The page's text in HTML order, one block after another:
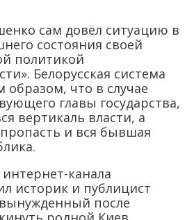
сам довёл ситуацию в
состояния своей
политикой
Белорусская система
образом, что в случае
главы государства,
вертикаль власти, а
и вся бывшая
канала
историк и публицист
после